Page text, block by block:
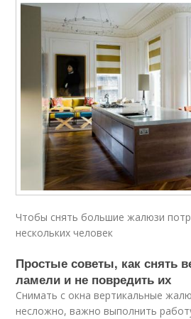
Чтобы снять большие жалюзи
нескольких человек
Простые советы, как снять
ламели и не повредить их
Снимать с окна вертикальные
несложно, важно выполнить